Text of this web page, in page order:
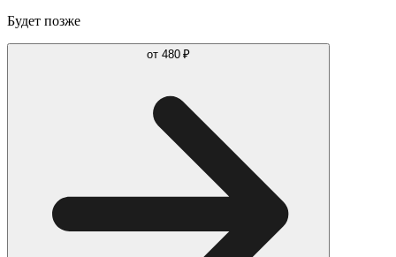
Будет позже
от 480 ₽